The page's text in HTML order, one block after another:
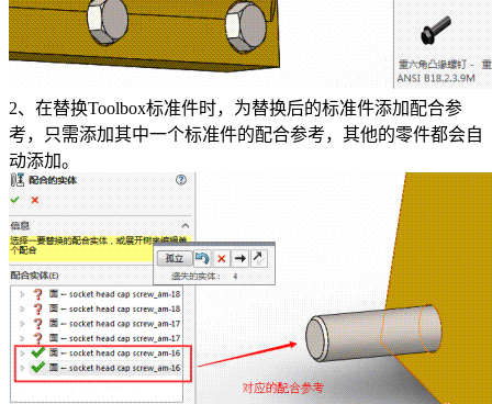
2、在替换Toolbox标准件时，为替换后的标准件添加配合参
考，只需添加其中一个标准件的配合参考，其他的零件都会自
动添加。